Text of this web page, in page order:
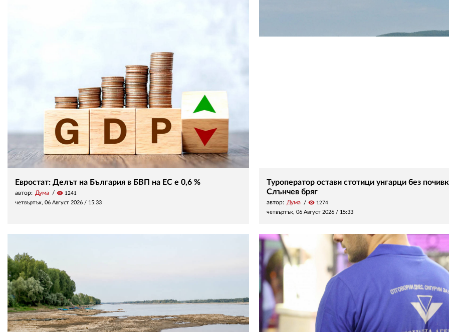
Евростат: Делът на България в БВП на ЕС е 0,6 %
автор: Дума visibility 1241
четвъртък, 06 Август 2026 / 15:33
Туроператор остави стотици унгарци без
Слънчев бряг
автор: Дума visibility 1274
четвъртък, 06 Август 2026 / 15:33